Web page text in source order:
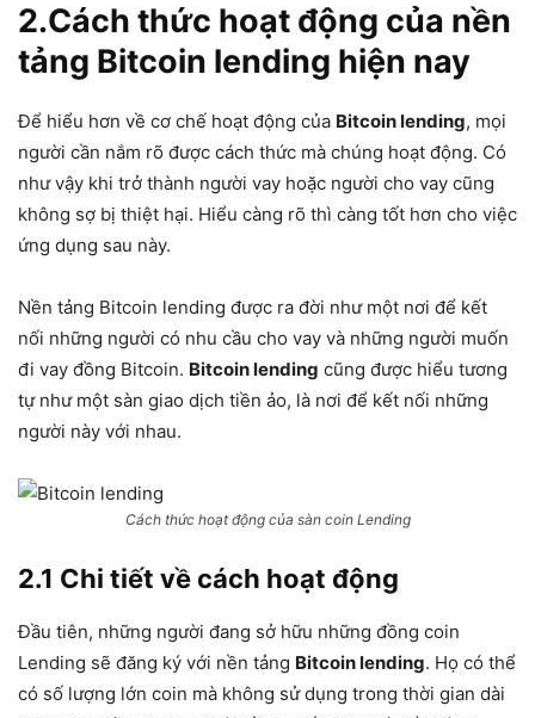
2.Cách thức hoạt động của nền
tảng Bitcoin lending hiện nay
Để hiểu hơn về cơ chế hoạt động của Bitcoin lending, mọi
người cần nắm rõ được cách thức mà chúng hoạt động. Có
như vậy khi trở thành người vay hoặc người cho vay cũng
không sợ bị thiệt hại. Hiểu càng rõ thì càng tốt hơn cho việc
ứng dụng sau này.
Nền tảng Bitcoin lending được ra đời như một nơi để kết
nối những người có nhu cầu cho vay và những người muốn
đi vay đồng Bitcoin. Bitcoin lending cũng được hiểu tương
tự như một sàn giao dịch tiền ảo, là nơi để kết nối những
người này với nhau.
Cách thức hoạt động của sàn coin Lending
2.1 Chi tiết về cách hoạt động
Đầu tiên, những người đang sở hữu những đồng coin
Lending sẽ đăng ký với nền tảng Bitcoin lending. Họ có thể
có số lượng lớn coin mà không sử dụng trong thời gian dài